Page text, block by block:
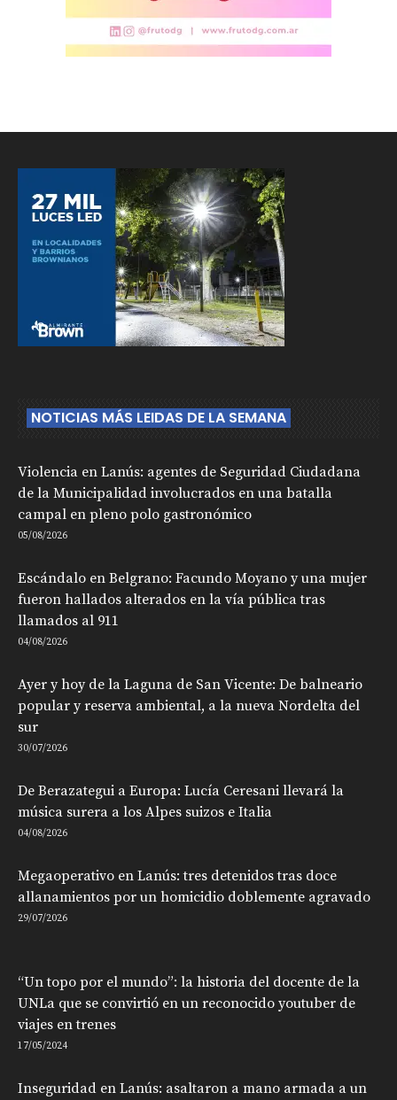
NOTICIAS MÁS LEIDAS DE LA SEMANA
Violencia en Lanús: agentes de Seguridad Ciudadana
de la Municipalidad involucrados en una batalla
campal en pleno polo gastronómico
05/08/2026
Escándalo en Belgrano: Facundo Moyano y una mujer
fueron hallados alterados en la vía pública tras
llamados al 911
04/08/2026
Ayer y hoy de la Laguna de San Vicente: De balneario
popular y reserva ambiental, a la nueva Nordelta del
sur
30/07/2026
De Berazategui a Europa: Lucía Ceresani llevará la
música surera a los Alpes suizos e Italia
04/08/2026
Megaoperativo en Lanús: tres detenidos tras doce
allanamientos por un homicidio doblemente agravado
29/07/2026
“Un topo por el mundo”: la historia del docente de la
UNLa que se convirtió en un reconocido youtuber de
viajes en trenes
17/05/2024
Inseguridad en Lanús: asaltaron a mano armada a un